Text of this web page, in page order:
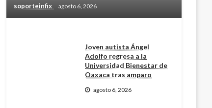
soporteinfix agosto 6, 2026
Joven autista Ángel
Adolfo regresa a la
Universidad Bienestar de
Oaxaca tras amparo
agosto 6, 2026